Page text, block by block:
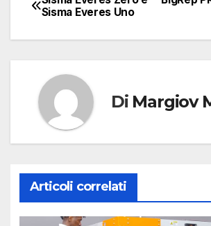
Navigazione
articoli
Sisma Everes Uno
Di Margiov
Articoli correlati